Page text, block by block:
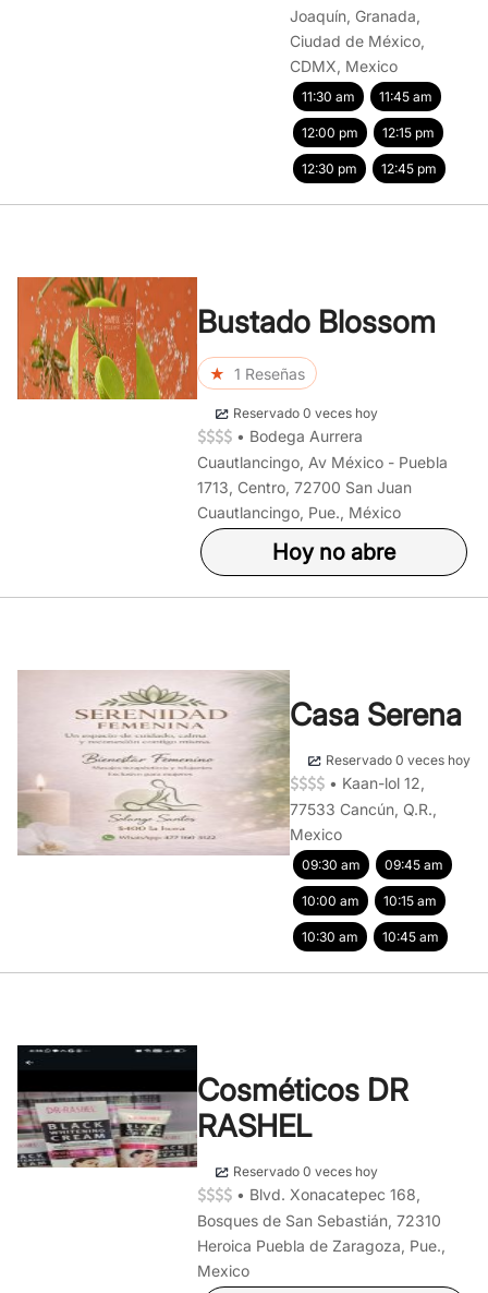
Joaquín, Granada,
Ciudad de México,
CDMX, Mexico
11:30 am 11:45 am
12:00 pm 12:15 pm
12:30 pm 12:45 pm
Bustado Blossom
★ 1 Reseñas
Reservado 0 veces hoy
• Bodega Aurrera
Cuautlancingo, Av México - Puebla
1713, Centro, 72700 San Juan
Cuautlancingo, Pue., México
Hoy no abre
Casa Serena
Reservado 0 veces hoy
• Kaan-lol 12,
77533 Cancún, Q.R.,
Mexico
09:30 am 09:45 am
10:00 am 10:15 am
10:30 am 10:45 am
Cosméticos DR
RASHEL
Reservado 0 veces hoy
• Blvd. Xonacatepec 168,
Bosques de San Sebastián, 72310
Heroica Puebla de Zaragoza, Pue.,
Mexico